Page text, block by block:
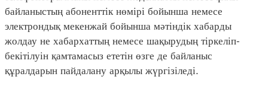
байланыстың абоненттік нөмірі бойынша немесе
электрондық мекенжай бойынша мәтіндік хабарды
жолдау не хабархаттың немесе шақырудың тіркеліп-
бекітілуін қамтамасыз ететін өзге де байланыс
құралдарын пайдалану арқылы жүргізіледі.